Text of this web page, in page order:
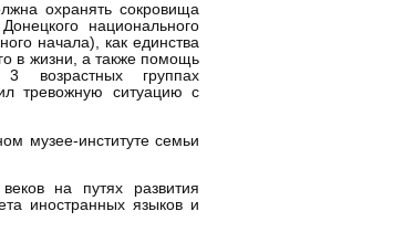
охранять сокровища
национального
начала), как единства
в жизни, а также помощь
возрастных группах
тревожную ситуацию с
музее-институте семьи
на путях развития
иностранных языков и